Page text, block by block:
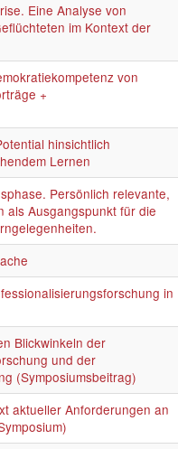
Eine Analyse von
im Kontext der
von
+
hinsichtlich
Lernen
Persönlich relevante,
als Ausgangspunkt für die
in
Blickwinkeln der
und der
(Symposiumsbeitrag)
aktueller Anforderungen an